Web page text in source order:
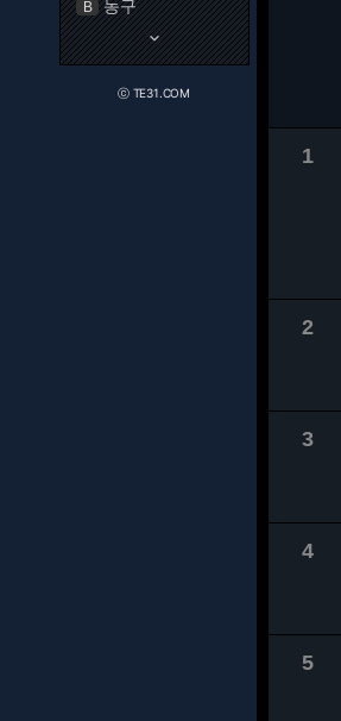
B 농구
keyboard_arrow_down
ⓒ TE31.COM
1
2
3
4
5